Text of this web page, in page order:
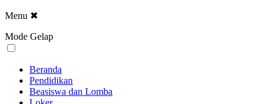
Menu ✖
Mode Gelap
Beranda
Pendidikan
Beasiswa dan Lomba